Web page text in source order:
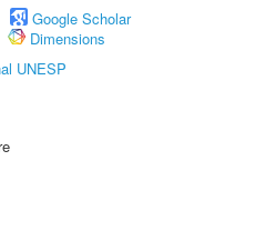
Google Scholar
Dimensions
UNESP